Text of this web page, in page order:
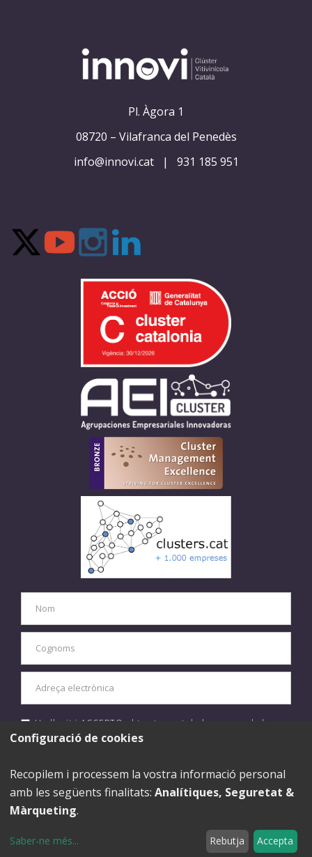
Pl. Àgora 1
08720 – Vilafranca del Penedès
info@innovi.cat
| 931 185 951
He llegit i ACCEPTO el tractament de les meves dades
personals d'acord amb la
ENVIAR
Política de Privacitat Política de Cookies
Configuració de cookies
Recopilem i processem la vostra informació personal
amb les següents finalitats: Analítiques, Seguretat &
Màrqueting.
Saber-ne més... Rebutja Accepta